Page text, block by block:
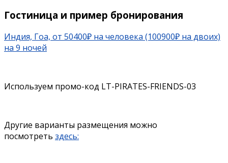
Гостиница и пример бронирования
Индия, Гоа, от 50400₽ на человека (100900₽ на двоих)
на 9 ночей
Используем промо-код LT-PIRATES-FRIENDS-03
Другие варианты размещения можно
посмотреть здесь: